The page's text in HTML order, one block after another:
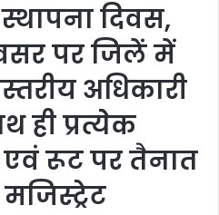
दिवस,
पर जिलें में
अधिकारी
ही प्रत्येेक
रूट पर तैनात